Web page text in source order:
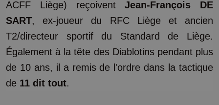
ACFF Liège) reçoiventJean-François DE
SART, ex-joueur du RFC Liège et ancien
T2/directeur sportif du Standard de Liège.
Également à la tête des Diablotins pendant plus
de 10 ans, il a remis de l'ordre dans la tactique
de 11 dit tout.